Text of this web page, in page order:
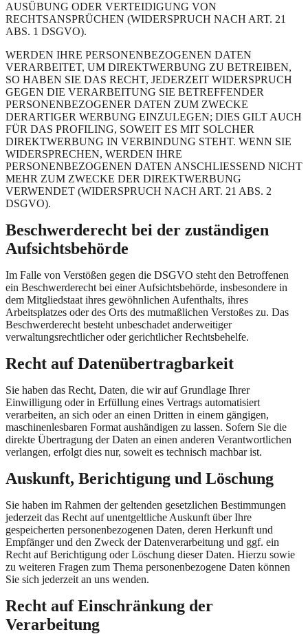
AUSÜBUNG ODER VERTEIDIGUNG VON
RECHTSANSPRÜCHEN (WIDERSPRUCH NACH ART. 21
ABS. 1 DSGVO).
WERDEN IHRE PERSONENBEZOGENEN DATEN
VERARBEITET, UM DIREKTWERBUNG ZU BETREIBEN,
SO HABEN SIE DAS RECHT, JEDERZEIT WIDERSPRUCH
GEGEN DIE VERARBEITUNG SIE BETREFFENDER
PERSONENBEZOGENER DATEN ZUM ZWECKE
DERARTIGER WERBUNG EINZULEGEN; DIES GILT AUCH
FÜR DAS PROFILING, SOWEIT ES MIT SOLCHER
DIREKTWERBUNG IN VERBINDUNG STEHT. WENN SIE
WIDERSPRECHEN, WERDEN IHRE
PERSONENBEZOGENEN DATEN ANSCHLIESSEND NICHT
MEHR ZUM ZWECKE DER DIREKTWERBUNG
VERWENDET (WIDERSPRUCH NACH ART. 21 ABS. 2
DSGVO).
Beschwerde­recht bei der zuständigen
Aufsichts­behörde
Im Falle von Verstößen gegen die DSGVO steht den Betroffenen
ein Beschwerderecht bei einer Aufsichtsbehörde, insbesondere in
dem Mitgliedstaat ihres gewöhnlichen Aufenthalts, ihres
Arbeitsplatzes oder des Orts des mutmaßlichen Verstoßes zu. Das
Beschwerderecht besteht unbeschadet anderweitiger
verwaltungsrechtlicher oder gerichtlicher Rechtsbehelfe.
Recht auf Daten­übertrag­barkeit
Sie haben das Recht, Daten, die wir auf Grundlage Ihrer
Einwilligung oder in Erfüllung eines Vertrags automatisiert
verarbeiten, an sich oder an einen Dritten in einem gängigen,
maschinenlesbaren Format aushändigen zu lassen. Sofern Sie die
direkte Übertragung der Daten an einen anderen Verantwortlichen
verlangen, erfolgt dies nur, soweit es technisch machbar ist.
Auskunft, Berichtigung und Löschung
Sie haben im Rahmen der geltenden gesetzlichen Bestimmungen
jederzeit das Recht auf unentgeltliche Auskunft über Ihre
gespeicherten personenbezogenen Daten, deren Herkunft und
Empfänger und den Zweck der Datenverarbeitung und ggf. ein
Recht auf Berichtigung oder Löschung dieser Daten. Hierzu sowie
zu weiteren Fragen zum Thema personenbezogene Daten können
Sie sich jederzeit an uns wenden.
Recht auf Einschränkung der
Verarbeitung